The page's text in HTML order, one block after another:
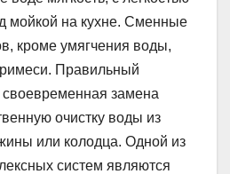
на кухне. Сменные
кроме умягчения воды,
Правильный
замена
очистку воды из
или колодца. Одной из
систем являются